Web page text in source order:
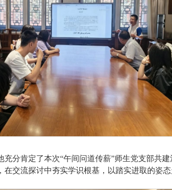
充分肯定了本次“午间问道传薪”师生党支部共
交流探讨中夯实学识根基，以踏实进取的姿态